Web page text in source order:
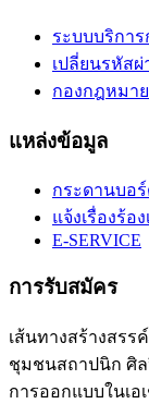
ระบบบริกา
เปลี่ยนรหัส
กองกฎหมา
แหล่งข้อมูล
กระดานบอ
แจ้งเรื่องร้อ
E-SERVICE
การรับสมัคร
เส้นทางสร้างสร
ชุมชนสถาปนิก ศิ
การออกแบบในเอ